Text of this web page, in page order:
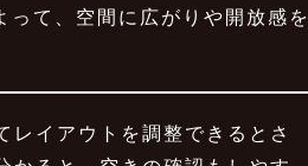
って、空間に広がりや開放感を
レイアウトを調整できるとさ